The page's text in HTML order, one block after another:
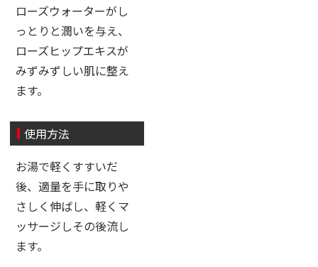
ローズウォーターがし
っとりと潤いを与え、
ローズヒップエキスが
みずみずしい肌に整え
ます。
使用方法
お湯で軽くすすいだ
後、適量を手に取りや
さしく伸ばし、軽くマ
ッサージしその後流し
ます。